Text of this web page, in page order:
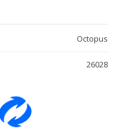
Octopus
26028